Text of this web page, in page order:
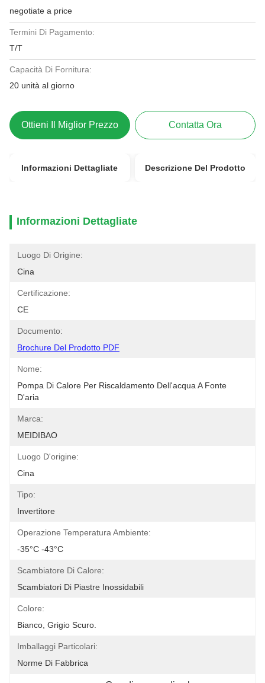
negotiate a price
Termini Di Pagamento:
T/T
Capacità Di Fornitura:
20 unità al giorno
Ottieni Il Miglior Prezzo Contatta Ora
Informazioni Dettagliate Descrizione Del Prodotto
Informazioni Dettagliate
Luogo Di Origine:
Cina
Certificazione:
CE
Documento:
Brochure Del Prodotto PDF
Nome:
Pompa Di Calore Per Riscaldamento Dell'acqua A Fonte
D'aria
Marca:
MEIDIBAO
Luogo D'origine:
Cina
Tipo:
Invertitore
Operazione Temperatura Ambiente:
-35°C -43°C
Scambiatore Di Calore:
Scambiatori Di Piastre Inossidabili
Colore:
Bianco, Grigio Scuro.
Imballaggi Particolari:
Norme Di Fabbrica